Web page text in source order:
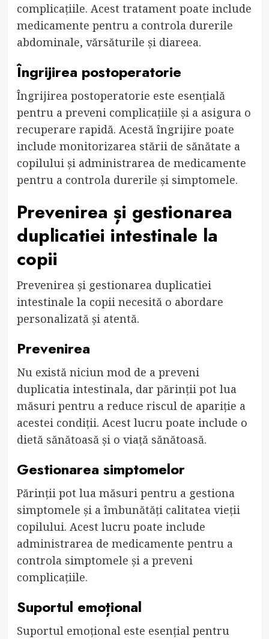
complicațiile. Acest tratament poate include
medicamente pentru a controla durerile
abdominale, vărsăturile și diareea.
Îngrijirea postoperatorie
Îngrijirea postoperatorie este esențială
pentru a preveni complicațiile și a asigura o
recuperare rapidă. Acestă îngrijire poate
include monitorizarea stării de sănătate a
copilului și administrarea de medicamente
pentru a controla durerile și simptomele.
Prevenirea și gestionarea
duplicatiei intestinale la
copii
Prevenirea și gestionarea duplicatiei
intestinale la copii necesită o abordare
personalizată și atentă.
Prevenirea
Nu există niciun mod de a preveni
duplicatia intestinala, dar părinții pot lua
măsuri pentru a reduce riscul de apariție a
acestei condiții. Acest lucru poate include o
dietă sănătoasă și o viață sănătoasă.
Gestionarea simptomelor
Părinții pot lua măsuri pentru a gestiona
simptomele și a îmbunătăți calitatea vieții
copilului. Acest lucru poate include
administrarea de medicamente pentru a
controla simptomele și a preveni
complicațiile.
Suportul emoțional
Suportul emoțional este esențial pentru